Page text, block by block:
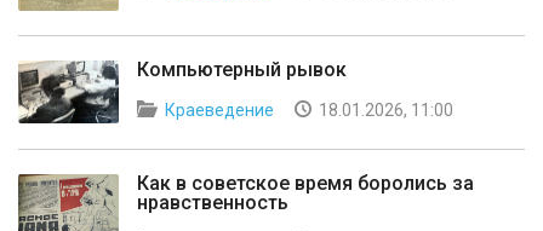
Компьютерный рывок
Краеведение 18.01.2026, 11:00
Как в советское время боролись за
нравственность